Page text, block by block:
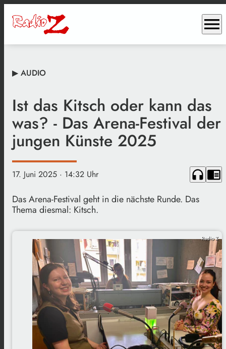
menu
▶ AUDIO
Ist das Kitsch oder kann das
was? - Das Arena-Festival der
jungen Künste 2025
17. Juni 2025 · 14:32 Uhr headphones chrome_reader_mode
Das Arena-Festival geht in die nächste Runde. Das
Thema diesmal: Kitsch.
Radio Z